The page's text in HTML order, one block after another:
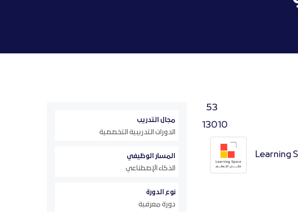
53
13010 مجال التدريب
الدورات التدريبية التخصصية
المسار الوظيفي
الذكاء الإصطناعي
نوع الدورة
دورة معرفية